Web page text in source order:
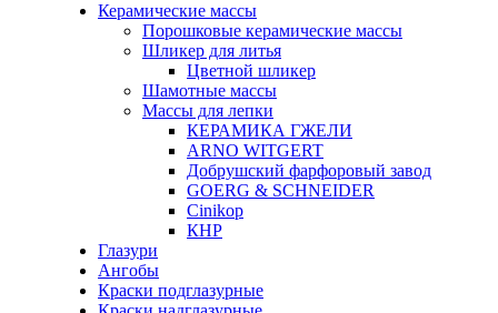
Керамические массы
Порошковые керамические массы
Шликер для литья
Цветной шликер
Шамотные массы
Массы для лепки
КЕРАМИКА ГЖЕЛИ
ARNO WITGERT
Добрушский фарфоровый завод
GOERG & SCHNEIDER
Cinikop
КНР
Глазури
Ангобы
Краски подглазурные